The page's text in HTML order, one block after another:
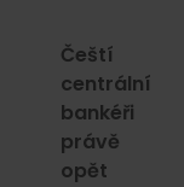
Čeští
centrální
bankéři
právě
opět